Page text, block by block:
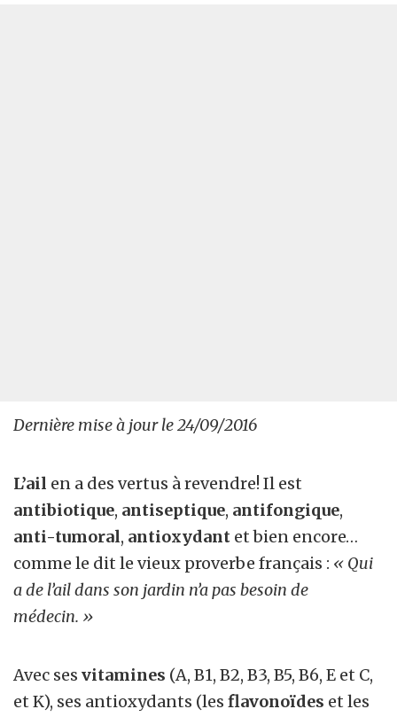
Dernière mise à jour le 24/09/2016
L’ail en a des vertus à revendre! Il est
antibiotique, antiseptique, antifongique,
anti-tumoral, antioxydant et bien encore…
comme le dit le vieux proverbe français : « Qui
a de l’ail dans son jardin n’a pas besoin de
médecin. »
Avec ses vitamines (A, B1, B2, B3, B5, B6, E et C,
et K), ses antioxydants (les flavonoïdes et les